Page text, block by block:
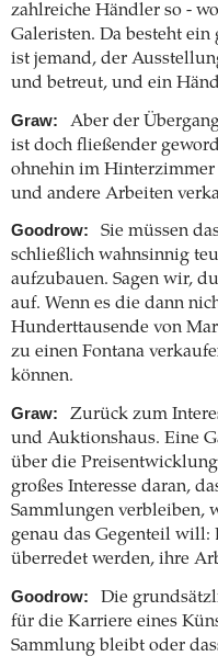
zahlreiche Händler so -
Galeristen. Da besteht
ist jemand, der
und betreut, und ein
Graw:
Aber der
ist doch fließender
ohnehin im Hinterzimmer
und andere Arbeiten
Goodrow:
Sie müssen
schließlich wahnsinnig
aufzubauen. Sagen wir,
auf. Wenn es die dann
Hunderttausende von
zu einen Fontana
können.
Graw:
Zurück zum
und Auktionshaus. Eine
über die
großes Interesse daran,
Sammlungen verbleiben,
genau das Gegenteil will:
überredet werden, ihre
Goodrow:
Die
für die Karriere eines
Sammlung bleibt oder